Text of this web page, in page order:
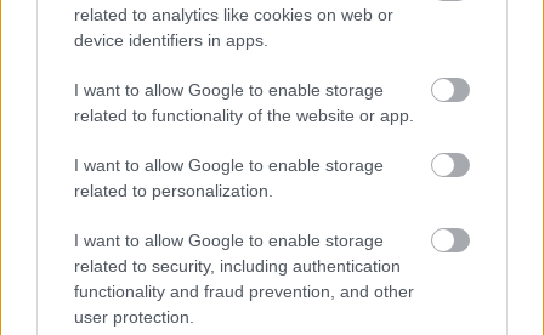
related to analytics like cookies on web or
device identifiers in apps.
I want to allow Google to enable storage
related to functionality of the website or app.
I want to allow Google to enable storage
related to personalization.
I want to allow Google to enable storage
related to security, including authentication
functionality and fraud prevention, and other
user protection.
Διαβάζονται αυτή τη στιγμή
Τράπεζες: Στα 55,5 εκατ. ευρώ ο λογαριασμός
από τα δάνεια του ν. Κατσέλη